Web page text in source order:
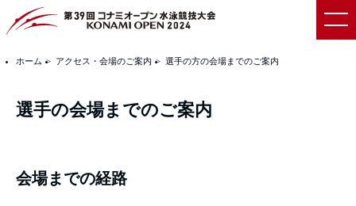
ホーム アクセス・会場のご案内 選手の方の会場までのご案内
選手の会場までのご案内
会場までの経路